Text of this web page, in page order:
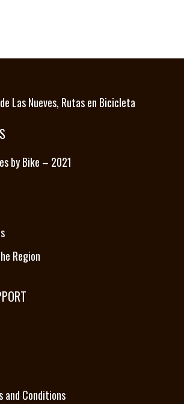
by Bike – 2021
Region
and Conditions